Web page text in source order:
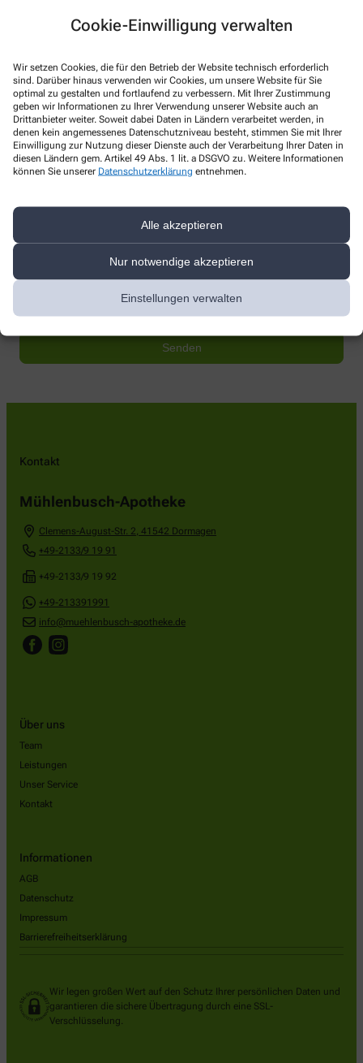
Cookie-Einwilligung verwalten
Wir setzen Cookies, die für den Betrieb der Website technisch erforderlich
sind. Darüber hinaus verwenden wir Cookies, um unsere Website für Sie
optimal zu gestalten und fortlaufend zu verbessern. Mit Ihrer Zustimmung
geben wir Informationen zu Ihrer Verwendung unserer Website auch an
Drittanbieter weiter. Soweit dabei Daten in Ländern verarbeitet werden, in
denen kein angemessenes Datenschutzniveau besteht, stimmen Sie mit Ihrer
Einwilligung zur Nutzung dieser Dienste auch der Verarbeitung Ihrer Daten in
diesen Ländern gem. Artikel 49 Abs. 1 lit. a DSGVO zu. Weitere Informationen
können Sie unserer Datenschutzerklärung entnehmen.
Alle akzeptieren
Nur notwendige akzeptieren
Einstellungen verwalten
* Bitte füllen Sie die Pflichtfelder aus
Ich erkläre mich damit einverstanden, dass die von mir angegebenen
Daten elektronisch erfasst und gespeichert und meine Daten an die
von mir ausgesuchte Apotheke übergeben werden. Rechtsgrundlage
der Verarbeitung ist Art. 6 Abs. 1 lit. a DS-GVO. Die Einwilligung kann
jederzeit widerrufen werden, z.B. per E-Mail an
info@muehlenbusch-
Ihre Daten werden ausschließlich zur Bearbeitung Ihrer Anfrage
verwendet. Weitere Informationen zum Datenschutz finden Sie unter
Sind Sie ein Mensch? Dann wählen Sie bitte
Kontakt
Mühlenbusch-Apotheke
Clemens-August-Str. 2, 41542 Dormagen
+49-2133/9 19 91
+49-2133/9 19 92
+49-213391991
info@muehlenbusch-apotheke.de
Über uns
Team
Leistungen
Unser Service
Kontakt
Informationen
AGB
Datenschutz
Impressum
Barrierefreiheitserklärung
Wir legen großen Wert auf den Schutz Ihrer persönlichen Daten und
garantieren die sichere Übertragung durch eine SSL-
Verschlüsselung.